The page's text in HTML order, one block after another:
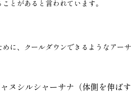
とがあると言われています。
に、クールダウンできるようなアーサ
ヌシルシャーサナ（体側を伸ばす